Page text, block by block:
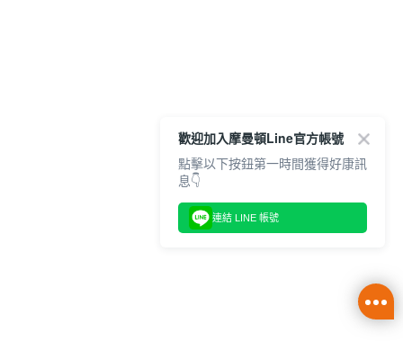
歡迎加入摩曼頓Line官方帳號
點擊以下按鈕第一時間獲得好康訊
息👇
連結 LINE 帳號